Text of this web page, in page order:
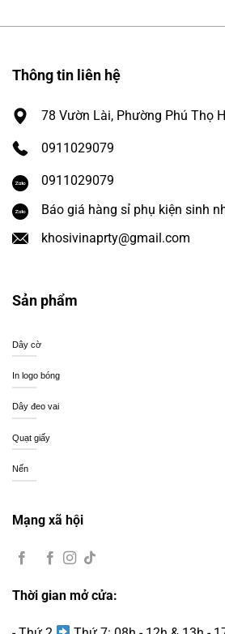
Thông tin liên hệ
78 Vườn Lài, Phường Phú Thọ
0911029079
0911029079
Báo giá hàng sỉ phụ kiện sinh
khosivinaprty@gmail.com
Sản phẩm
Dây cờ
In logo bóng
Dây đeo vai
Quạt giấy
Nến
Mạng xã hội
Thời gian mở cửa: